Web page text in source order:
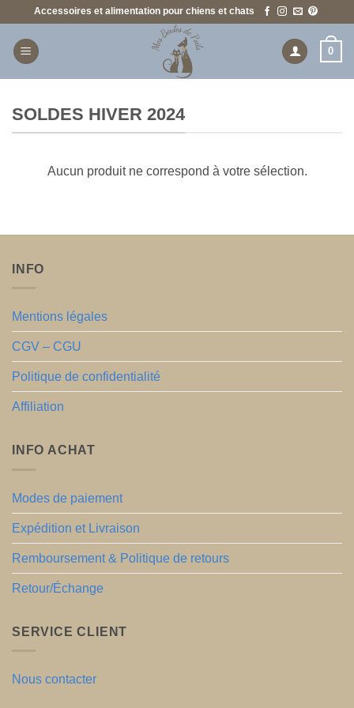
Passer
contenu
Accessoires et alimentation pour chiens et chats
0
SOLDES HIVER 2024
Aucun produit ne correspond à votre sélection.
INFO
Mentions légales
CGV – CGU
Politique de confidentialité
Affiliation
INFO ACHAT
Modes de paiement
Expédition et Livraison
Remboursement & Politique de retours
Retour/Échange
SERVICE CLIENT
Nous contacter